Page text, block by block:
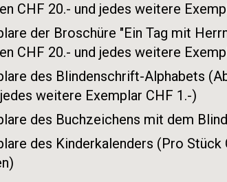
CHF 20.- und jedes weitere
der Broschüre "Ein Tag mit
CHF 20.- und jedes weitere
des Blindenschrift-Alphabets
weitere Exemplar CHF 1.-)
des Buchzeichens mit dem
des Kinderkalenders (Pro Stück